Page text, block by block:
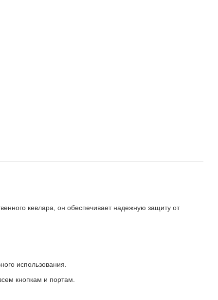
кевлара, он обеспечивает надежную защиту от
использования.
кнопкам и портам.